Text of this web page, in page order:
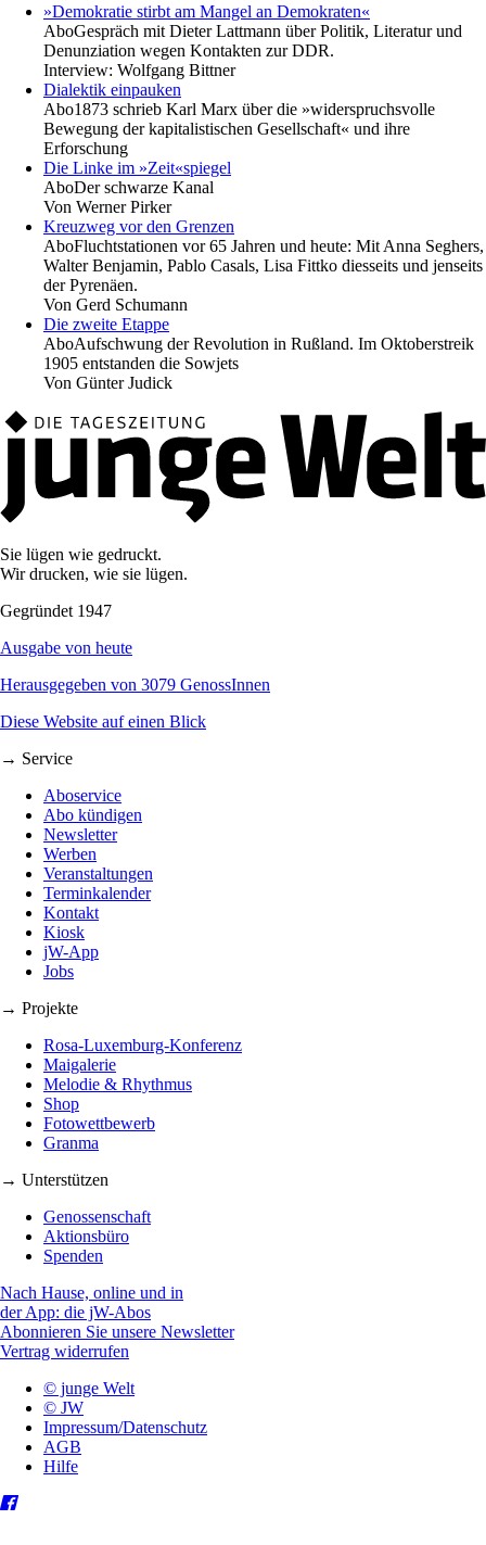
»Demokratie stirbt am Mangel an Demokraten«
AboGespräch mit Dieter Lattmann über Politik, Literatur und
Denunziation wegen Kontakten zur DDR.
Interview: Wolfgang Bittner
Dialektik einpauken
Abo1873 schrieb Karl Marx über die »widerspruchsvolle
Bewegung der kapitalistischen Gesellschaft« und ihre
Erforschung
Die Linke im »Zeit«spiegel
AboDer schwarze Kanal
Von Werner Pirker
Kreuzweg vor den Grenzen
AboFluchtstationen vor 65 Jahren und heute: Mit Anna Seghers,
Walter Benjamin, Pablo Casals, Lisa Fittko diesseits und jenseits
der Pyrenäen.
Von Gerd Schumann
Die zweite Etappe
AboAufschwung der Revolution in Rußland. Im Oktoberstreik
1905 entstanden die Sowjets
Von Günter Judick
Sie lügen wie gedruckt.
Wir drucken, wie sie lügen.
Gegründet 1947
Ausgabe von heute
Herausgegeben von 3079 GenossInnen
Diese Website auf einen Blick
→ Service
Aboservice
Abo kündigen
Newsletter
Werben
Veranstaltungen
Terminkalender
Kontakt
Kiosk
jW-App
Jobs
→ Projekte
Rosa-Luxemburg-Konferenz
Maigalerie
Melodie & Rhythmus
Shop
Fotowettbewerb
Granma
→ Unterstützen
Genossenschaft
Aktionsbüro
Spenden
Nach Hause, online und in
der App: die jW-Abos
Abonnieren Sie unsere Newsletter
Vertrag widerrufen
© junge Welt
© JW
Impressum/Datenschutz
AGB
Hilfe